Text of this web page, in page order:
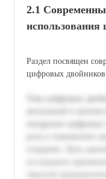
2.1
Раздел посвящен
цифровых